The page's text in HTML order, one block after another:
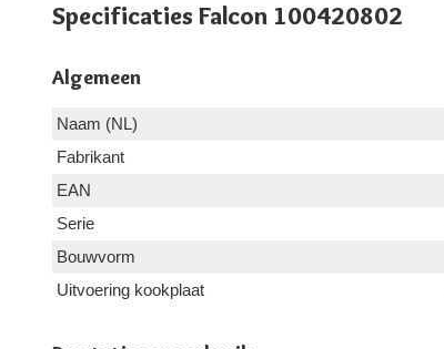
Specificaties Falcon 100420802
Algemeen
Naam (NL)
Fabrikant
EAN
Serie
Bouwvorm
Uitvoering kookplaat